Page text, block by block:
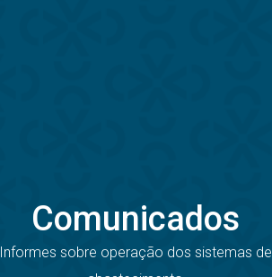
Comunicados
Informes sobre operação dos sistemas de